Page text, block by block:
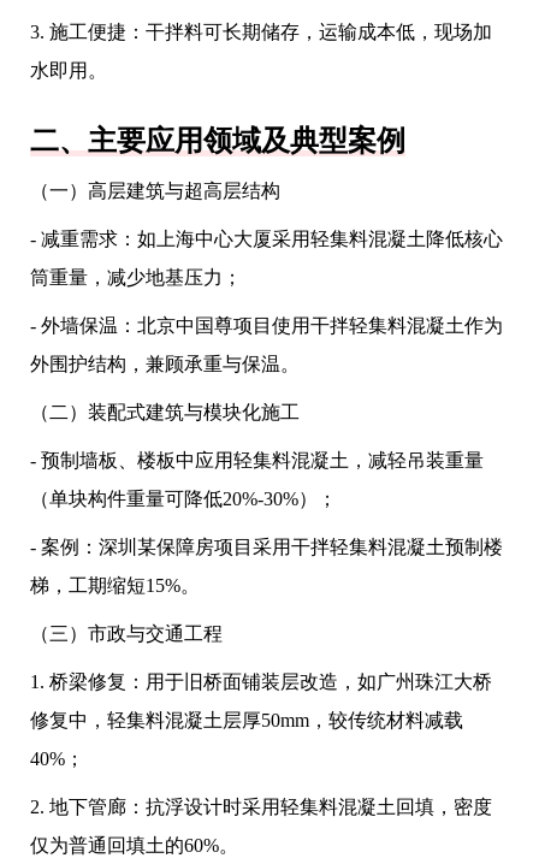
3. 施工便捷：干拌料可长期储存，运输成本低，现场加
水即用。
二、主要应用领域及典型案例
（一）高层建筑与超高层结构
- 减重需求：如上海中心大厦采用轻集料混凝土降低核心
筒重量，减少地基压力；
- 外墙保温：北京中国尊项目使用干拌轻集料混凝土作为
外围护结构，兼顾承重与保温。
（二）装配式建筑与模块化施工
- 预制墙板、楼板中应用轻集料混凝土，减轻吊装重量
（单块构件重量可降低20%-30%）；
- 案例：深圳某保障房项目采用干拌轻集料混凝土预制楼
梯，工期缩短15%。
（三）市政与交通工程
1. 桥梁修复：用于旧桥面铺装层改造，如广州珠江大桥
修复中，轻集料混凝土层厚50mm，较传统材料减载
40%；
2. 地下管廊：抗浮设计时采用轻集料混凝土回填，密度
仅为普通回填土的60%。